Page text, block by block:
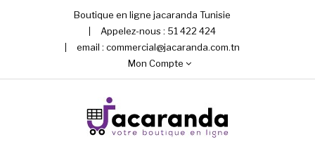
Boutique en ligne jacaranda Tunisie
Appelez-nous : 51 422 424
email : commercial@jacaranda.com.tn
Mon Compte